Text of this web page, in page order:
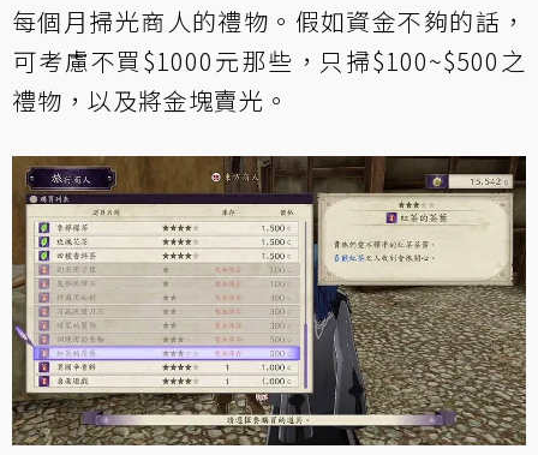
每個月掃光商人的禮物。假如資金不夠的話，
可考慮不買$1000元那些，只掃$100~$500之
禮物，以及將金塊賣光。